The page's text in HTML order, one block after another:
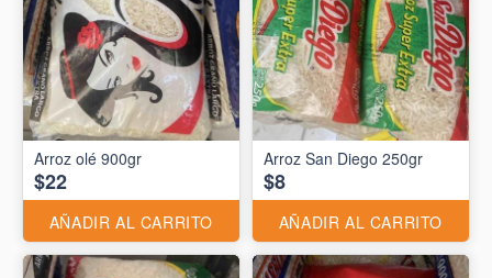
Arroz olé 900gr
$22
AÑADIR AL CARRITO
Arroz San Diego 250gr
$8
AÑADIR AL CARRITO